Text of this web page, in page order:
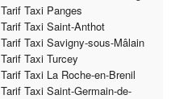
Tarif Taxi Panges
Tarif Taxi Saint-Anthot
Tarif Taxi Savigny-sous-Mâlain
Tarif Taxi Turcey
Tarif Taxi La Roche-en-Brenil
Tarif Taxi Saint-Germain-de-